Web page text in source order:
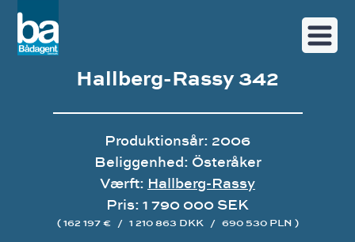
Hallberg-Rassy 342
Produktionsår: 2006
Beliggenhed: Österåker
Værft: Hallberg-Rassy
Pris: 1 790 000 SEK
( 162 197 € / 1 210 863 DKK / 690 530 PLN )